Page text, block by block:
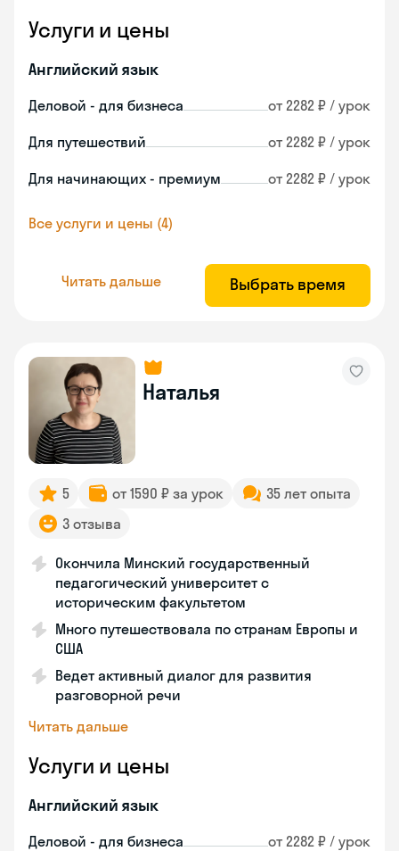
Услуги и цены
Английский язык
Деловой - для бизнеса от 2282 ₽ / урок
Для путешествий от 2282 ₽ / урок
Для начинающих - премиум от 2282 ₽ / урок
Все услуги и цены (4)
Читать дальше Выбрать время
Наталья
5 от 1590 ₽ за урок
35 лет опыта
3 отзыва
Окончила Минский государственный
педагогический университет с
историческим факультетом
Много путешествовала по странам Европы и
США
Ведет активный диалог для развития
разговорной речи
Читать дальше
Услуги и цены
Английский язык
Деловой - для бизнеса от 2282 ₽ / урок